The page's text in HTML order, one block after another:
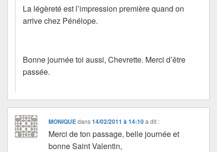
La légèreté est l’impression première quand on
arrive chez Pénélope.
Bonne journée toi aussi, Chevrette. Merci d’être
passée.
MONIQUEdans14/02/2011 à 14:10 a dit :
Merci de ton passage, belle journée et
bonne Saint Valentin,